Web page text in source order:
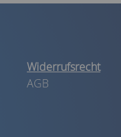
Widerrufsrecht
AGB